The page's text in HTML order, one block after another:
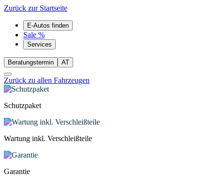
Zurück zur Startseite
E-Autos finden
Sale %
Services
Beratungstermin AT
Zurück zu allen Fahrzeugen
Schutzpaket
Wartung inkl. Verschleißteile
Garantie